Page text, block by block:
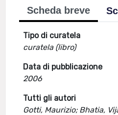
Scheda breve
Tipo di curatela
curatela (libro)
Data di pubblicazione
2006
Tutti gli autori
Gotti, Maurizio; Bhatia,